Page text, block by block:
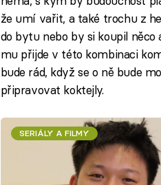
že umí vařit, a také trochu z
do bytu nebo by si koupil
mu přijde v této kombinaci
bude rád, když se o ně bude
připravovat koktejly.
SERIÁLY A FILMY